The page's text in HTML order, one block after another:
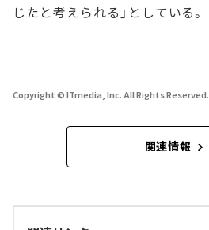
じたと考えられる」としている。
Copyright © ITmedia, Inc. All Rights Reserved.
関連情報